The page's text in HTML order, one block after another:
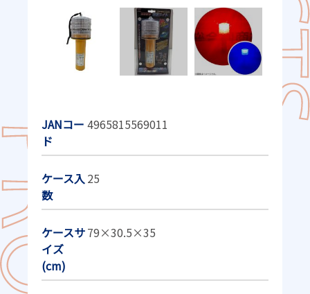
JANコー
ド
4965815569011
ケース入
数
25
ケースサ
イズ
(cm)
79×30.5×35